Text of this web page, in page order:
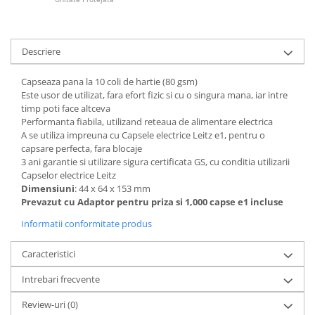
Articole pentru rufe, casa,
Articole pentru birou, suprafete,
pardoseli
Intretinere si odorizante masina
Saci de gunoi
Accesorii pentru curatenie
Tipografie si stampile
Formulare tipizate
Caiete si blocnotesuri
personalizate
Stampile, tusiere si tus
Protectia muncii si Imbracaminte
Imbracaminte
Tricouri
Bluze & Pulovere
Descriere
Capseaza pana la 10 coli de hartie (80 gsm)
Este usor de utilizat, fara efort fizic si cu o singura mana, iar intre
timp poti face altceva
Performanta fiabila, utilizand reteaua de alimentare electrica
A se utiliza impreuna cu Capsele electrice Leitz e1, pentru o
capsare perfecta, fara blocaje
3 ani garantie si utilizare sigura certificata GS, cu conditia utilizarii
Capselor electrice Leitz
Dimensiuni: 44 x 64 x 153 mm
Prevazut cu Adaptor pentru priza si 1,000 capse e1 incluse
Informatii conformitate produs
Caracteristici
Intrebari frecvente
Review-uri(0)